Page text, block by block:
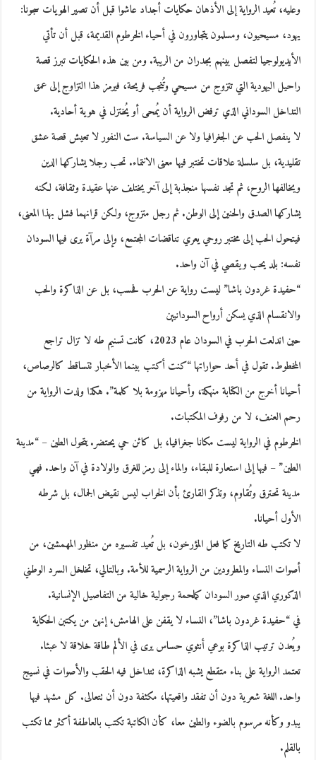
وعليه، تُعيد الرواية إلى الأذهان حكايات أجداد عاشوا قبل أن تصير الهويات سجونا:
يهود، مسيحيون، ومسلمون يتجاورون في أحياء الخرطوم القديمة، قبل أن تأتي
الأيديولوجيا لتفصل بينهم بجدران من الريبة. ومن بين هذه الحكايات تبرز قصة
راحيل اليهودية التي تتزوج من مسيحي وتُنجب فريحة، فيرمز هذا التزاوج إلى عمق
التداخل السوداني الذي ترفض الرواية أن يُمحى أو يُختزل في هوية أحادية.
لا ينفصل الحب عن الجغرافيا ولا عن السياسة. ست النفور لا تعيش قصة عشق
تقليدية، بل سلسلة علاقات تختبر فيها معنى الانتماء. تحب رجلا يشاركها الدين
ويخالفها الروح، ثم تجد نفسها منجذبة إلى آخر يختلف عنها عقيدة وثقافة، لكنه
يشاركها الصدق والحنين إلى الوطن. ثم رجل متزوج، ولكن قرانهما فشل بهذا المعنى،
فيتحول الحب إلى مختبر روحي يعري تناقضات المجتمع، وإلى مرآة يرى فيها السودان
نفسه: بلد يحب ويقصي في آن واحد.
“حفيدة غردون باشا” ليست رواية عن الحرب فحسب، بل عن الذاكرة والحب
والانقسام الذي يسكن أرواح السودانيين
حين اندلعت الحرب في السودان عام 2023، كانت تسنيم طه لا تزال تراجع
المخطوط. تقول في أحد حواراتها “كنت أكتب بينما الأخبار تتساقط كالرصاص،
أحيانا أخرج من الكتابة منهكة، وأحيانا مهزومة بلا كلمة”. هكذا ولدت الرواية من
رحم العنف، لا من رفوف المكتبات.
الخرطوم في الرواية ليست مكانا جغرافيا، بل كائن حي يحتضر. يتحول الطين – “مدينة
الطين” – فيها إلى استعارة للبقاء، والماء إلى رمز للغرق والولادة في آن واحد. فهي
مدينة تحترق وتُقاوم، وتذكر القارئ بأن الخراب ليس نقيض الجمال، بل شرطه
الأول أحيانا.
لا تكتب طه التاريخ كما فعل المؤرخون، بل تُعيد تفسيره من منظور المهمشين، من
أصوات النساء والمطرودين من الرواية الرسمية للأمة. وبالتالي، تخلخل السرد الوطني
الذكوري الذي صور السودان كملحمة رجولية خالية من التفاصيل الإنسانية.
في “حفيدة غردون باشا”، النساء لا يقفن على الهامش، إنهن من يكتبن الحكاية
ويُعدن ترتيب الذاكرة بوعي أنثوي حساس يرى في الألم طاقة خلاقة لا عبئا.
تعتمد الرواية على بناء متقطع يشبه الذاكرة، تتداخل فيه الحقب والأصوات في نسيج
واحد. اللغة شعرية دون أن تفقد واقعيتها، مكثفة دون أن تتعالى. كل مشهد فيها
يبدو وكأنه مرسوم بالضوء والطين معا، كأن الكاتبة تكتب بالعاطفة أكثر مما تكتب
بالقلم.